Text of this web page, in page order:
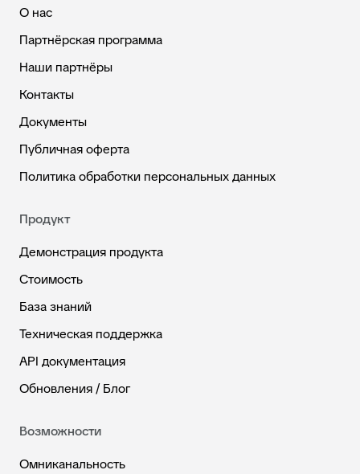
О нас
Партнёрская программа
Наши партнёры
Контакты
Документы
Публичная оферта
Политика обработки персональных данных
Продукт
Демонстрация продукта
Стоимость
База знаний
Техническая поддержка
API документация
Обновления / Блог
Возможности
Омниканальность